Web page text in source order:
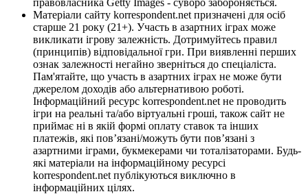
Матеріали сайту korrespondent.net призначені для осіб
старше 21 року (21+). Участь в азартних іграх може
викликати ігрову залежність. Дотримуйтесь правил
(принципів) відповідальної гри. При виявленні перших
ознак залежності негайно зверніться до спеціаліста.
Пам'ятайте, що участь в азартних іграх не може бути
джерелом доходів або альтернативою роботі.
Інформаційний ресурс korrespondent.net не проводить
ігри на реальні та/або віртуальні гроші, також сайт не
приймає ні в якій формі оплату ставок та інших
платежів, які пов’язані/можуть бути пов’язані з
азартними іграми, букмекерами чи тоталізаторами. Будь-
які матеріали на інформаційному ресурсі
korrespondent.net публікуються виключно в
інформаційних цілях.